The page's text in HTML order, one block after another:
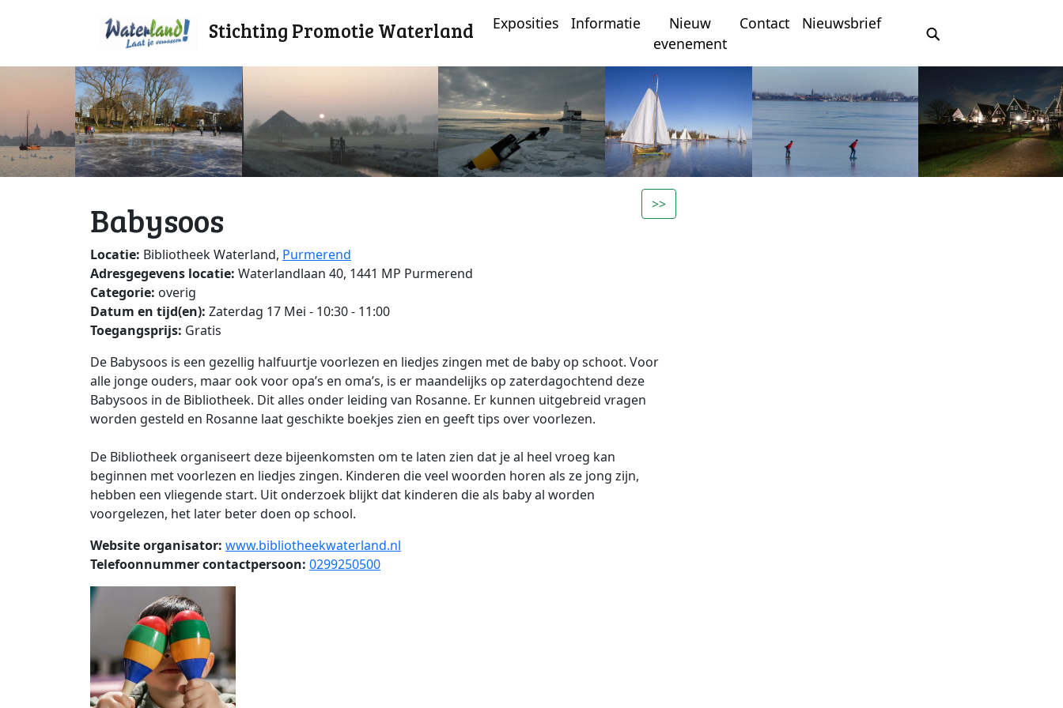
Stichting Promotie Waterland Exposities Informatie
Nieuw
evenement
Contact Nieuwsbrief
Babysoos >>
Locatie: Bibliotheek Waterland, Purmerend
Adresgegevens locatie: Waterlandlaan 40, 1441 MP Purmerend
Categorie: overig
Datum en tijd(en): Zaterdag 17 Mei - 10:30 - 11:00
Toegangsprijs: Gratis
De Babysoos is een gezellig halfuurtje voorlezen en liedjes zingen met de baby op schoot. Voor
alle jonge ouders, maar ook voor opa’s en oma’s, is er maandelijks op zaterdagochtend deze
Babysoos in de Bibliotheek. Dit alles onder leiding van Rosanne. Er kunnen uitgebreid vragen
worden gesteld en Rosanne laat geschikte boekjes zien en geeft tips over voorlezen.
De Bibliotheek organiseert deze bijeenkomsten om te laten zien dat je al heel vroeg kan
beginnen met voorlezen en liedjes zingen. Kinderen die veel woorden horen als ze jong zijn,
hebben een vliegende start. Uit onderzoek blijkt dat kinderen die als baby al worden
voorgelezen, het later beter doen op school.
Website organisator: www.bibliotheekwaterland.nl
Telefoonnummer contactpersoon: 0299250500